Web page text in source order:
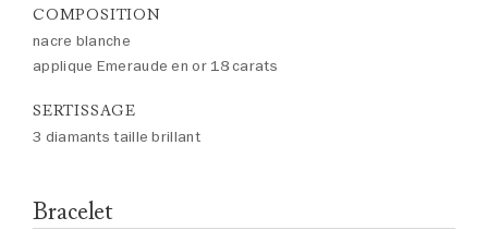
COMPOSITION
nacre blanche
applique Emeraude en or 18 carats
SERTISSAGE
3 diamants taille brillant
Bracelet